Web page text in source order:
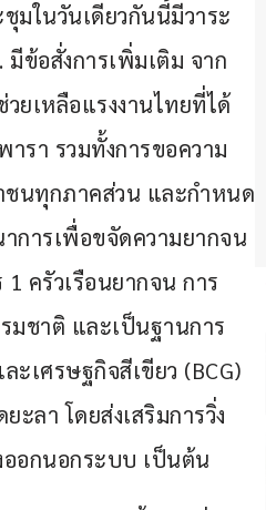
ชุมในวันเดียวกันนี้มีวาระ
ข้อสั่งการเพิ่มเติม จาก
ยเหลือแรงงานไทยที่ได้
รา รวมทั้งการขอความ
ชนทุกภาคส่วน และกำหนด
การเพื่อขจัดความยากจน
ครัวเรือนยากจน การ
มชาติ และเป็นฐานการ
เศรษฐกิจสีเขียว (BCG)
ลา โดยส่งเสริมการวิ่ง
อกนอกระบบ เป็นต้น